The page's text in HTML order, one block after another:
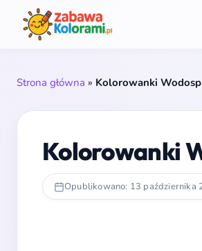
Strona główna » Kolorowanki
Kolorowanki
Opublikowano: 13 października